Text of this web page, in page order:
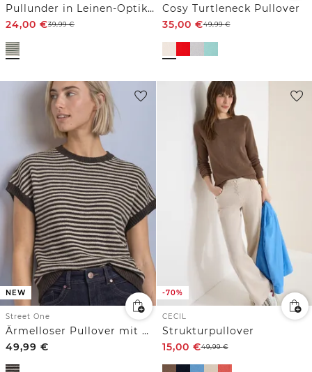
Pullunder in Leinen-Optik mit Streifen
24,00 €39,99€
Cosy Turtleneck Pullover
35,00 €49,99€
NEW
Street One
Ärmelloser Pullover mit Rundhals
49,99 €
-70%
CECIL
Strukturpullover
15,00 €49,99€